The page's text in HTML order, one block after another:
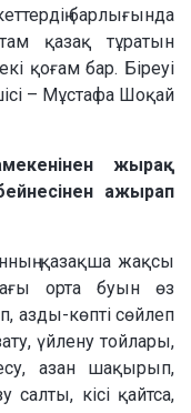
барлығында
қазақ тұратын
қоғам бар. Біреуі
– Мұстафа Шоқай
жырақ
ажырап
қазақша жақсы
орта буын өз
азды-көпті сөйлеп
үйлену тойлары,
азан шақырып,
кісі қайтса,